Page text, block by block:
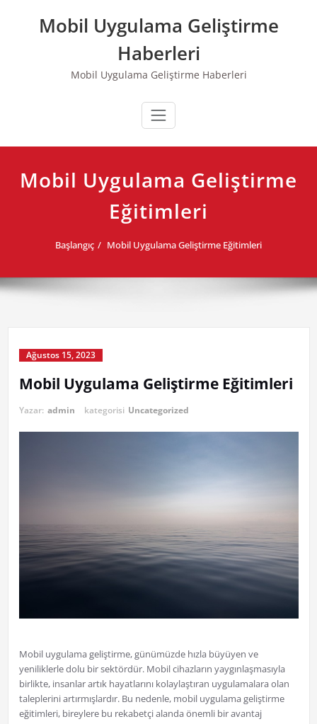
Mobil Uygulama Geliştirme
Haberleri
Mobil Uygulama Geliştirme Haberleri
Mobil Uygulama Geliştirme
Eğitimleri
Başlangıç Mobil Uygulama Geliştirme Eğitimleri
Ağustos 15, 2023
Mobil Uygulama Geliştirme Eğitimleri
Yazar: admin kategorisi Uncategorized
Mobil uygulama geliştirme, günümüzde hızla büyüyen ve
yeniliklerle dolu bir sektördür. Mobil cihazların yaygınlaşmasıyla
birlikte, insanlar artık hayatlarını kolaylaştıran uygulamalara olan
taleplerini artırmışlardır. Bu nedenle, mobil uygulama geliştirme
eğitimleri, bireylere bu rekabetçi alanda önemli bir avantaj